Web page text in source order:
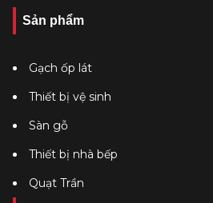
Sản phẩm
Gạch ốp lát
Thiết bị vệ sinh
Sàn gỗ
Thiết bị nhà bếp
Quạt Trần